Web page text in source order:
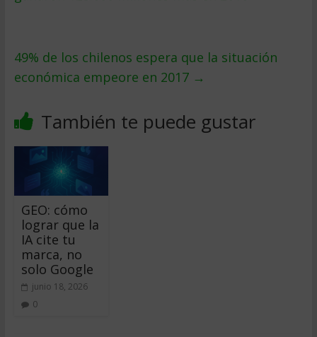
49% de los chilenos espera que la situación
económica empeore en 2017 →
También te puede gustar
GEO: cómo
lograr que la
IA cite tu
marca, no
solo Google
junio 18, 2026
0